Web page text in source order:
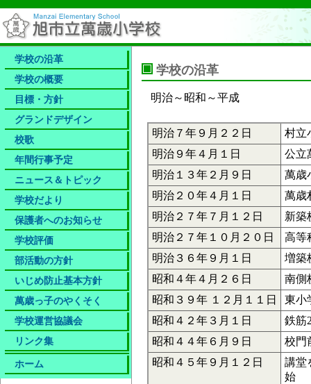
学校の沿革
学校の概要
目標・方針
グランドデザイン
校歌
年間行事予定
ニュース＆トピック
学校だより
保護者へのお知らせ​
学校評価
部活動の方針
いじめ防止基本方針
萬歳っ子のやくそく
学校運営協議会
リンク集
ホーム
学校の沿革
明治～昭和～平成
明治７年９月２２日
村立
明治９年４月１日
公立
明治１３年２月９日
萬歳
明治２０年４月１日
萬歳
明治２７年７月１２日
新築
明治２７年１０月２０日
高等
明治３６年９月１日
増築
昭和４年４月２６日
南側
昭和３９年 １２月１１日
東小
昭和４２年３月１日
鉄筋
昭和４４年６月９日
校門
昭和４５年９月１２日
講堂
始